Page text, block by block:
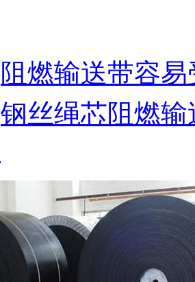
阻燃输送带容
钢丝绳芯阻燃